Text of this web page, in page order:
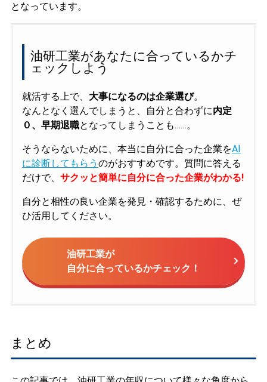
となっています。
油研工業があなたに合っているかチ
ェックしよう
就活する上で、 大事になるのは企業選び。
なんとなく選んでしまうと、自分と合わずに内定
０、早期退職となってしまうことも……。
そうならないために、本当に自分に合った企業をAI
に診断してもらう のがおすすめです。質問に答える
だけで、 サクッと簡単に自分に合った企業がわかる!
自分と相性の良い企業を発見・確認するために、ぜ
ひ活用してください。
油研工業が
自分に合っているかチェック！
まとめ